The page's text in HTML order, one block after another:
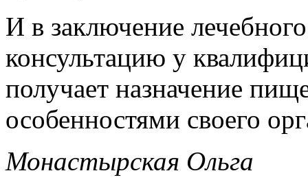
И в заключение
консультацию у
получает назначение
особенностями своего
Монастырская Ольга